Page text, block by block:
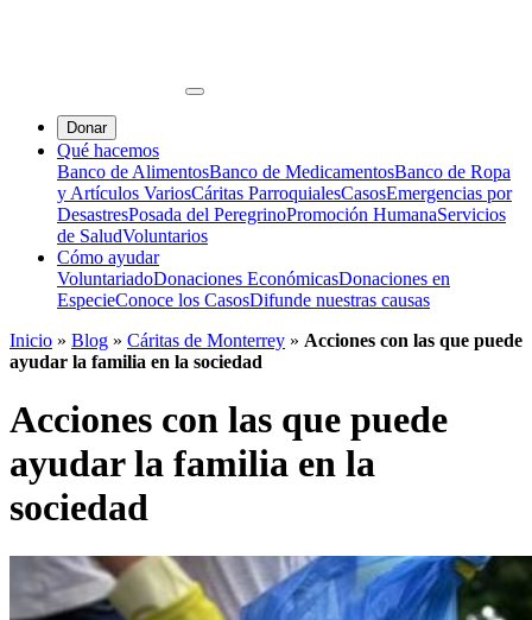
Donar
Qué hacemos
Banco de AlimentosBanco de MedicamentosBanco de Ropa
y Artículos VariosCáritas ParroquialesCasosEmergencias por
DesastresPosada del PeregrinoPromoción HumanaServicios
de SaludVoluntarios
Cómo ayudar
VoluntariadoDonaciones EconómicasDonaciones en
EspecieConoce los CasosDifunde nuestras causas
Inicio » Blog » Cáritas de Monterrey » Acciones con las que puede
ayudar la familia en la sociedad
Acciones con las que puede
ayudar la familia en la
sociedad